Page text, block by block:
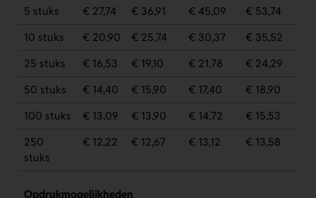
5 stuks
€ 27,74 € 36,91 € 45,09
€ 53,74
10 stuks
€ 20,90 € 25,74 € 30,37
€ 35,52
25 stuks
€ 16,53 € 19,10 € 21,78
€ 24,29
50 stuks
€ 14,40 € 15,90 € 17,40
€ 18,90
100 stuks
€ 13,09 € 13,90 € 14,72
€ 15,53
250
stuks
€ 12,22 € 12,67 € 13,12 € 13,58
Opdrukmogelijkheden